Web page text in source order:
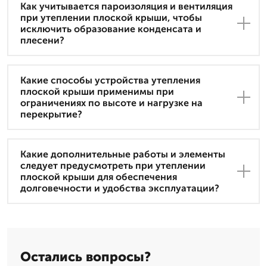
Как учитывается пароизоляция и вентиляция
при утеплении плоской крыши, чтобы
исключить образование конденсата и
плесени?
Какие способы устройства утепления
плоской крыши применимы при
ограничениях по высоте и нагрузке на
перекрытие?
Какие дополнительные работы и элементы
следует предусмотреть при утеплении
плоской крыши для обеспечения
долговечности и удобства эксплуатации?
Остались вопросы?